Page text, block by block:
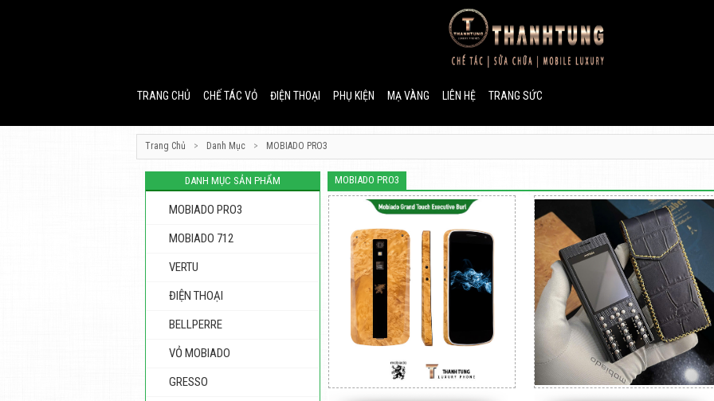
TRANG CHỦ CHẾ TÁC VỎ ĐIỆN THOẠI PHỤ KIỆN MẠ VÀNG LIÊN HỆ TRANG SỨC
Trang Chủ > Danh Mục > MOBIADO PRO3
DANH MỤC SẢN PHẨM
MOBIADO PRO3
MOBIADO 712
VERTU
ĐIỆN THOẠI
BELLPERRE
VỎ MOBIADO
GRESSO
MOBIADO PRO3